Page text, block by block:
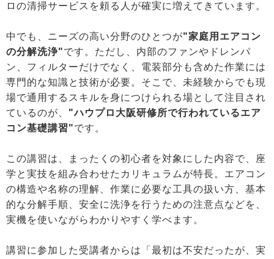
ロの清掃サービスを頼る人が確実に増えてきています。
中でも、ニーズの高い分野のひとつが"家庭用エアコン
の分解洗浄"です。ただし、内部のファンやドレンパ
ン、フィルターだけでなく、電装部分も含めた作業には
専門的な知識と技術が必要。そこで、未経験からでも現
場で通用するスキルを身につけられる場として注目され
ているのが、 "ハウプロ大阪研修所で行われているエア
コン基礎講習"です。
この講習は、まったくの初心者を対象にした内容で、座
学と実技を組み合わせたカリキュラムが特長。エアコン
の構造や名称の理解、作業に必要な工具の扱い方、基本
的な分解手順、安全に洗浄を行うための注意点などを、
実機を使いながらわかりやすく学べます。
講習に参加した受講者からは「最初は不安だったが、実